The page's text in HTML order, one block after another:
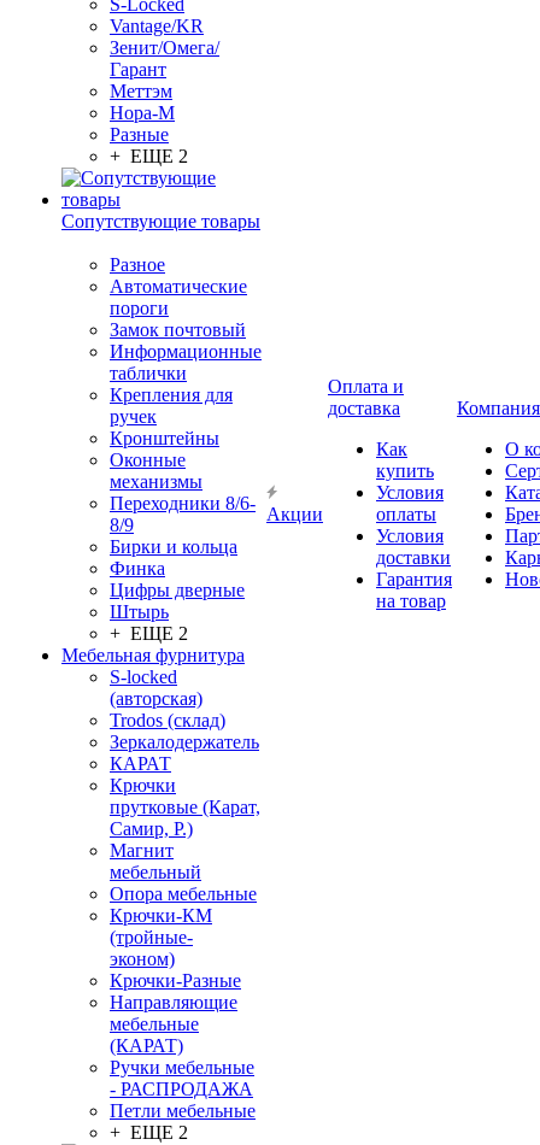
S-Locked
Vantage/KR
Зенит/Омега/
Гарант
Меттэм
Нора-М
Разные
+ ЕЩЕ 2
Сопутствующие товары
Разное
Автоматические
пороги
Замок почтовый
Информационные
таблички
Крепления для
ручек
Кронштейны
Оконные
механизмы
Переходники 8/6-
8/9
Бирки и кольца
Финка
Цифры дверные
Штырь
+ ЕЩЕ 2
Мебельная фурнитура
S-locked
(авторская)
Trodos (склад)
Зеркалодержатель
КАРАТ
Крючки
прутковые (Карат,
Самир, Р.)
Магнит
мебельный
Опора мебельные
Крючки-КМ
(тройные-
эконом)
Крючки-Разные
Направляющие
мебельные
(КАРАТ)
Ручки мебельные
- РАСПРОДАЖА
Петли мебельные
+ ЕЩЕ 2
Акции
Оплата и
доставка
Как
купить
Условия
оплаты
Условия
доставки
Гарантия
на товар
Компания
О